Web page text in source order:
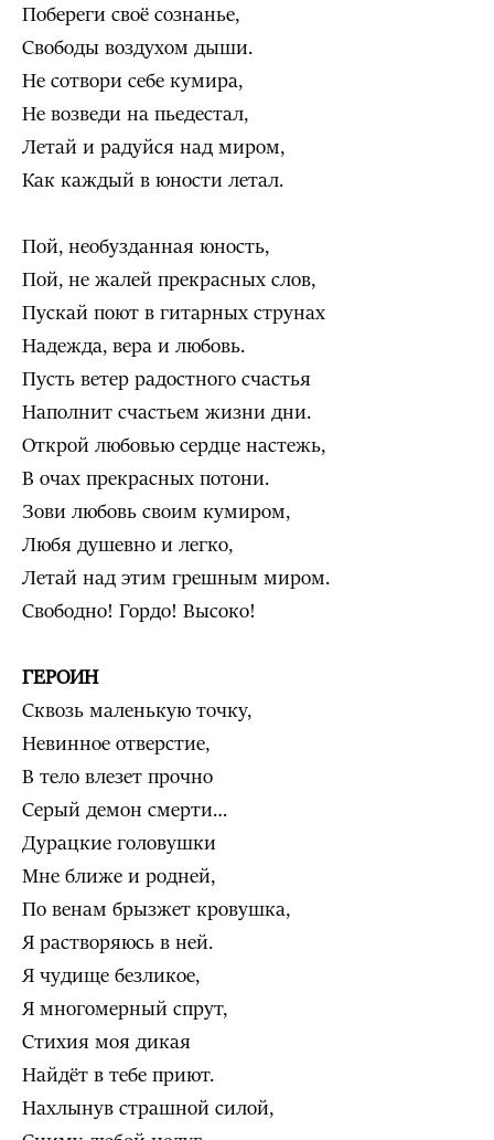
Побереги своё сознанье,
Свободы воздухом дыши.
Не сотвори себе кумира,
Не возведи на пьедестал,
Летай и радуйся над миром,
Как каждый в юности летал.
Пой, необузданная юность,
Пой, не жалей прекрасных слов,
Пускай поют в гитарных струнах
Надежда, вера и любовь.
Пусть ветер радостного счастья
Наполнит счастьем жизни дни.
Открой любовью сердце настежь,
В очах прекрасных потони.
Зови любовь своим кумиром,
Любя душевно и легко,
Летай над этим грешным миром.
Свободно! Гордо! Высоко!
ГЕРОИН
Сквозь маленькую точку,
Невинное отверстие,
В тело влезет прочно
Серый демон смерти…
Дурацкие головушки
Мне ближе и родней,
По венам брызжет кровушка,
Я растворяюсь в ней.
Я чудище безликое,
Я многомерный спрут,
Стихия моя дикая
Найдёт в тебе приют.
Нахлынув страшной силой,